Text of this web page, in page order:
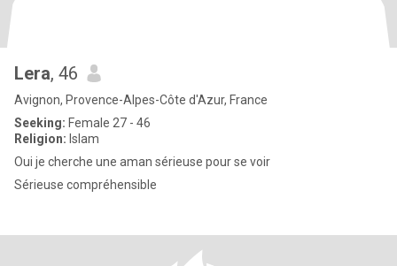
Lera, 46
Avignon, Provence-Alpes-Côte d'Azur, France
Seeking: Female 27 - 46
Religion: Islam
Oui je cherche une aman sérieuse pour se voir
Sérieuse compréhensible